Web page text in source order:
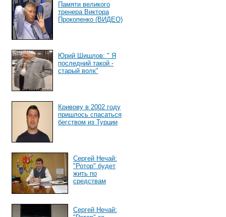
Памяти великого
тренера Виктора
Прокопенко (ВИДЕО)
Юрий Шишлов: " Я
последний такой -
старый волк"
Кривову в 2002 году
пришлось спасаться
бегством из Турции
Сергей Нечай:
"Ротор" будет
жить по
средствам
Сергей Нечай: